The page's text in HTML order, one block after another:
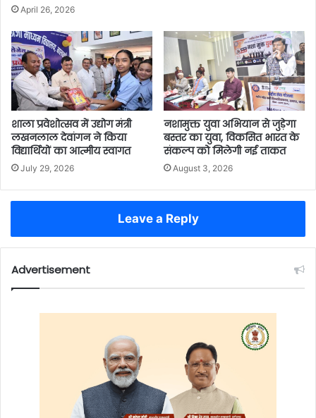
April 26, 2026
शाला प्रवेशोत्सव में उद्योग मंत्री
लखनलाल देवांगन ने किया
विद्यार्थियों का आत्मीय स्वागत
July 29, 2026
नशामुक्त युवा अभियान से जुड़ेगा
बस्तर का युवा, विकसित भारत के
संकल्प को मिलेगी नई ताकत
August 3, 2026
Leave a Reply
Advertisement